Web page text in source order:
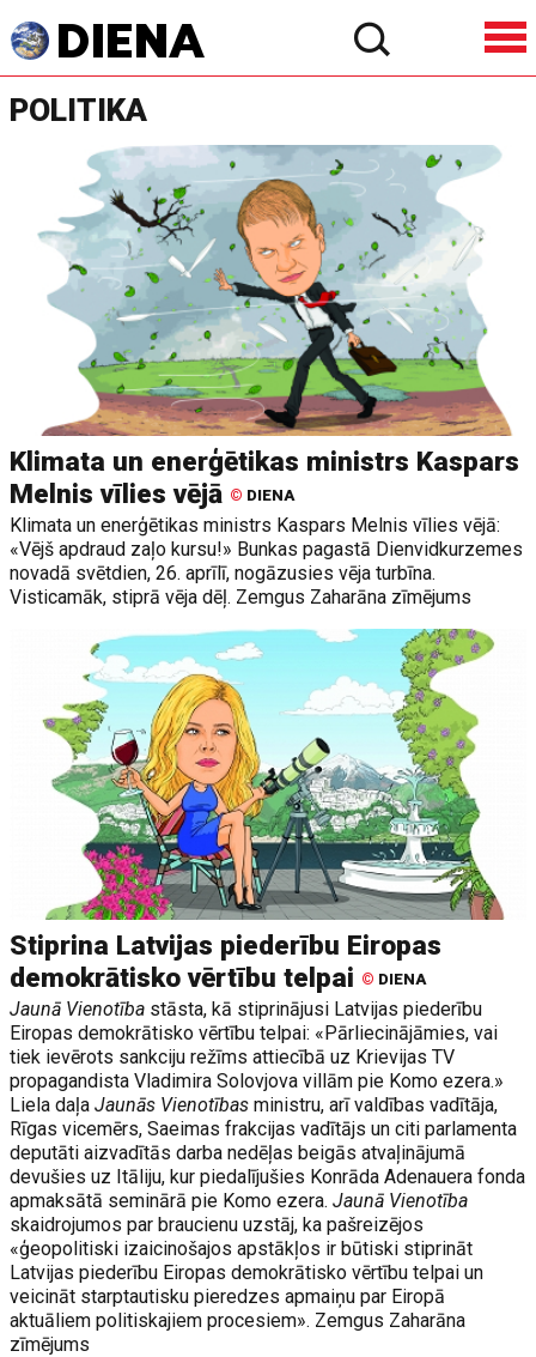
POLITIKA
Klimata un enerģētikas ministrs Kaspars
Melnis vīlies vējā © DIENA
Klimata un enerģētikas ministrs Kaspars Melnis vīlies vējā:
«Vējš apdraud zaļo kursu!» Bunkas pagastā Dienvidkurzemes
novadā svētdien, 26. aprīlī, nogāzusies vēja turbīna.
Visticamāk, stiprā vēja dēļ. Zemgus Zaharāna zīmējums
Stiprina Latvijas piederību Eiropas
demokrātisko vērtību telpai © DIENA
Jaunā Vienotība stāsta, kā stiprinājusi Latvijas piederību
Eiropas demokrātisko vērtību telpai: «Pārliecinājāmies, vai
tiek ievērots sankciju režīms attiecībā uz Krievijas TV
propagandista Vladimira Solovjova villām pie Komo ezera.»
Liela daļaJaunās Vienotības ministru, arī valdības vadītāja,
Rīgas vicemērs, Saeimas frakcijas vadītājs un citi parlamenta
deputāti aizvadītās darba nedēļas beigās atvaļinājumā
devušies uz Itāliju, kur piedalījušies Konrāda Adenauera fonda
apmaksātā seminārā pie Komo ezera.Jaunā Vienotība
skaidrojumos par braucienu uzstāj, ka pašreizējos
«ģeopolitiski izaicinošajos apstākļos ir būtiski stiprināt
Latvijas piederību Eiropas demokrātisko vērtību telpai un
veicināt starptautisku pieredzes apmaiņu par Eiropā
aktuāliem politiskajiem procesiem». Zemgus Zaharāna
zīmējums